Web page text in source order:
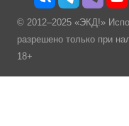
© 2012–2025 «ЭКД!»
разрешено только при
18+